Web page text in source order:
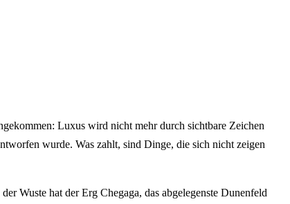
Luxus wird nicht mehr durch sichtbare Zeichen
wurde. Was zahlt, sind Dinge, die sich nicht zeigen
Wuste hat der Erg Chegaga, das abgelegenste Dunenfeld